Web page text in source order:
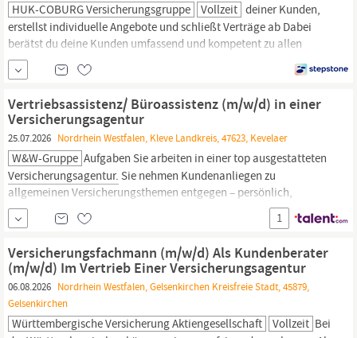
HUK-COBURG Versicherungsgruppe Vollzeit deiner Kunden,
erstellst individuelle Angebote und schließt Verträge ab Dabei
berätst du deine Kunden umfassend und kompetent zu allen
Themen rund um Versicherungen und Vorsorge Du pflegst deinen
eigenen Kundenstamm, baust diesen aus und profitierst dabei
vom positiven Image der HUK-COBURG und ihrer Produkte Du
leitest deine eigeneVersicherungsagenturDu denkst
Vertriebsassistenz/ Büroassistenz (m/w/d) in einer
Versicherungsagentur
25.07.2026 Nordrhein Westfalen, Kleve Landkreis, 47623, Kevelaer
W&W-Gruppe Aufgaben Sie arbeiten in einer top ausgestatteten
Versicherungsagentur. Sie nehmen Kundenanliegen zu
allgemeinen Versicherungsthemen entgegen – persönlich,
telefonisch und schriftlich – und vereinbaren Kundentermine für
das Agenturteam. Sie unterstützen im Privatkundengeschäft z. B.
bei der Erstellung von Angeboten und der Bearbeitung von
laufenden...
1
Versicherungsfachmann (m/w/d) Als Kundenberater
(m/w/d) Im Vertrieb Einer Versicherungsagentur
06.08.2026 Nordrhein Westfalen, Gelsenkirchen Kreisfreie Stadt, 45879,
Gelsenkirchen
Württembergische Versicherung Aktiengesellschaft Vollzeit Bei